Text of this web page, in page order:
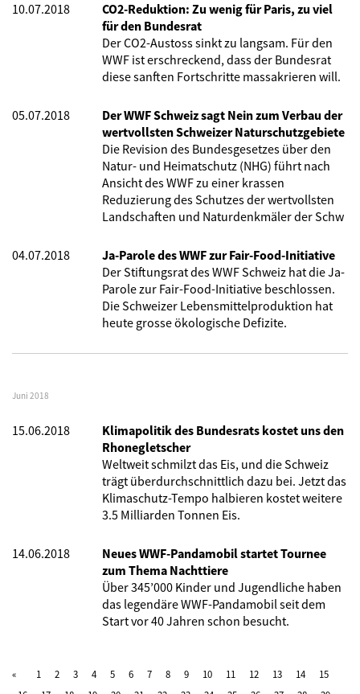
10.07.2018
CO2-Reduktion: Zu wenig für Paris, zu viel
für den Bundesrat
Der CO2-Austoss sinkt zu langsam. Für den
WWF ist erschreckend, dass der Bundesrat
diese sanften Fortschritte massakrieren will.
05.07.2018
Der WWF Schweiz sagt Nein zum Verbau der
wertvollsten Schweizer Naturschutzgebiete
Die Revision des Bundesgesetzes über den
Natur- und Heimatschutz (NHG) führt nach
Ansicht des WWF zu einer krassen
Reduzierung des Schutzes der wertvollsten
Landschaften und Naturdenkmäler der Schw
04.07.2018
Ja-Parole des WWF zur Fair-Food-Initiative
Der Stiftungsrat des WWF Schweiz hat die Ja-
Parole zur Fair-Food-Initiative beschlossen.
Die Schweizer Lebensmittelproduktion hat
heute grosse ökologische Defizite.
Juni 2018
15.06.2018
Klimapolitik des Bundesrats kostet uns den
Rhonegletscher
Weltweit schmilzt das Eis, und die Schweiz
trägt überdurchschnittlich dazu bei. Jetzt das
Klimaschutz-Tempo halbieren kostet weitere
3.5 Milliarden Tonnen Eis.
14.06.2018
Neues WWF-Pandamobil startet Tournee
zum Thema Nachttiere
Über 345’000 Kinder und Jugendliche haben
das legendäre WWF-Pandamobil seit dem
Start vor 40 Jahren schon besucht.
1 2 3 4 5 6 7 8 9 10 11 12 13 14
15